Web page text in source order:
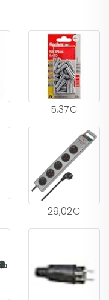
5,37€
29,02€